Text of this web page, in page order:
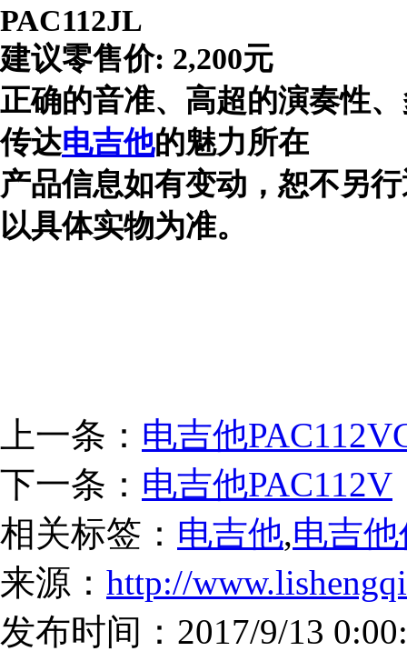
PAC112JL
建议零售价: 2,200元
正确的音准、高超的演奏性
传达电吉他的魅力所在
产品信息如有变动，恕不另
以具体实物为准。
上一条： 电吉他
下一条： 电吉他PAC112V
相关标签： 电吉他,电吉
来源： http://
发布时间：2017/9/13